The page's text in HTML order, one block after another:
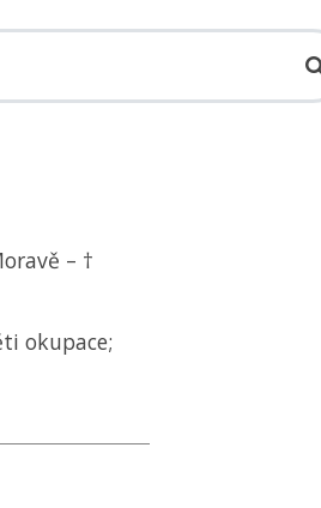
– †
okupace;